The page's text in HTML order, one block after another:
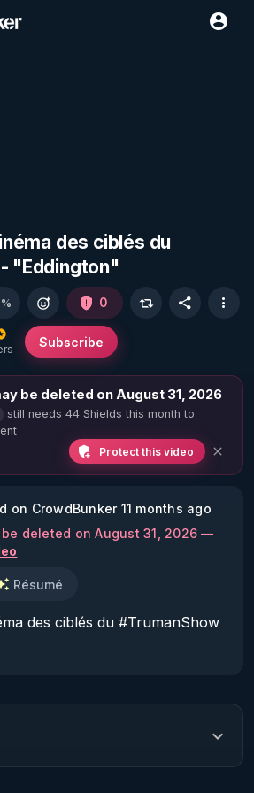
des ciblés du
"Eddington"
Subscribe
0
be deleted on August 31, 2026
still needs 44 Shields this month to
Protect this video
on CrowdBunker 11 months ago
deleted on August 31, 2026 —
Résumé
des ciblés du #TrumanShow
watch?v=9Fu1T22sNoE
bestofcinema